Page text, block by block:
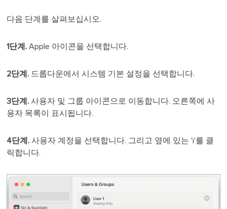
다음 단계를 살펴보십시오.
1단계. Apple 아이콘을 선택합니다.
2단계. 드롭다운에서 시스템 기본 설정을 선택합니다.
3단계. 사용자 및 그룹 아이콘으로 이동합니다. 오른쪽에 사
용자 목록이 표시됩니다.
4단계. 사용자 계정을 선택합니다. 그리고 옆에 있는 'i'를 클
릭합니다.